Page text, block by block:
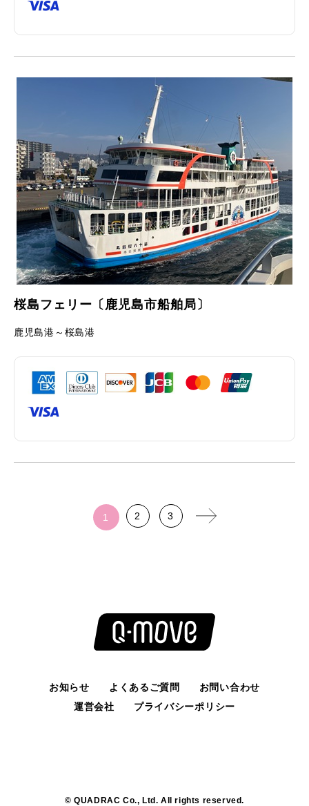
桜島フェリー〔鹿児島市船舶局〕
鹿児島港～桜島港
1 2 3
お知らせ よくあるご質問
お問い合わせ
運営会社
プライバシーポリシー
© QUADRAC Co., Ltd. All rights reserved.